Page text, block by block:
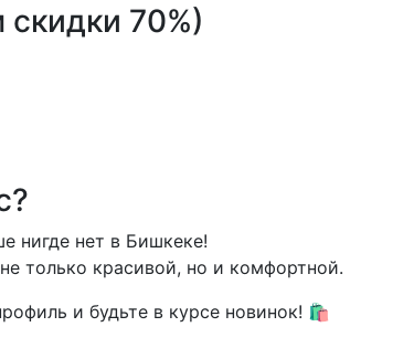
70%)
нигде нет в Бишкеке!
только красивой, но и комфортной.
и будьте в курсе новинок! 🛍️